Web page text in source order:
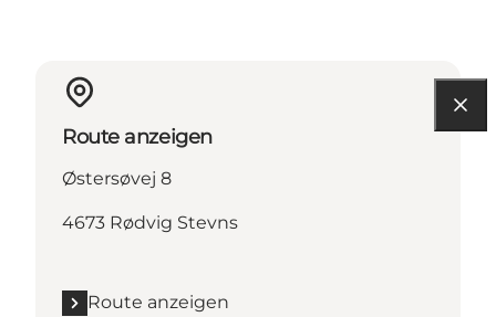
Route anzeigen
Østersøvej 8
4673 Rødvig Stevns
Route anzeigen